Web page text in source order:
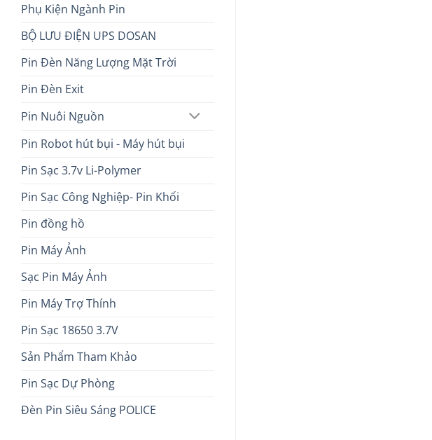
Phụ Kiện Ngành Pin
BỘ LƯU ĐIỆN UPS DOSAN
Pin Đèn Năng Lượng Mặt Trời
Pin Đèn Exit
Pin Nuôi Nguồn
Pin Robot hút bụi - Máy hút bụi
Pin Sạc 3.7v Li-Polymer
Pin Sạc Công Nghiệp- Pin Khối
Pin đồng hồ
Pin Máy Ảnh
Sạc Pin Máy Ảnh
Pin Máy Trợ Thính
Pin Sạc 18650 3.7V
Sản Phẩm Tham Khảo
Pin Sạc Dự Phòng
Đèn Pin Siêu Sáng POLICE